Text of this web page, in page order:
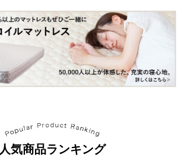
人気商品ランキング